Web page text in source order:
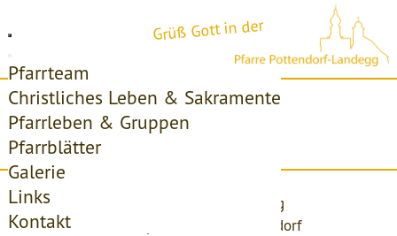
Pfarrteam
Christliches Leben & Sakramente
Pfarrleben & Gruppen
Pfarrblätter
Galerie
Links
Kontakt
Grüß Gott in der
Startseite
Access forbidden!
Pfarre Pottendorf-Landegg
Kirchenplatz 4, 2486 Pottendorf